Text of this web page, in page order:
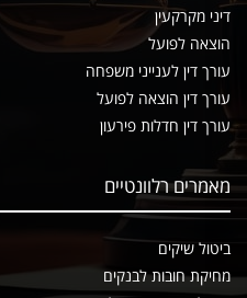
דיני מקרקעין
הוצאה לפועל
עורך דין לענייני משפחה
עורך דין הוצאה לפועל
עורך דין חדלות פירעון
מאמרים רלוונטיים
ביטול שיקים
מחיקת חובות לבנקים